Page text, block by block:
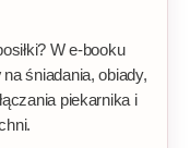
W e-booku
na śniadania, obiady,
piekarnika i